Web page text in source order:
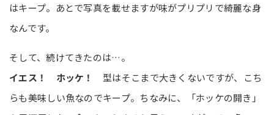
はキープ。あとで写真を載せますが味がプリプリで綺麗な身
なんです。
そして、続けてきたのは…。
イエス！ ホッケ！
型はそこまで大きくないですが、こち
らも美味しい魚なのでキープ。ちなみに、「ホッケの開き」